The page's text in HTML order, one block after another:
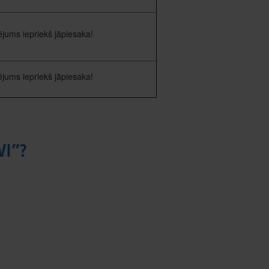
iepriekš jāpiesaka!
iepriekš jāpiesaka!